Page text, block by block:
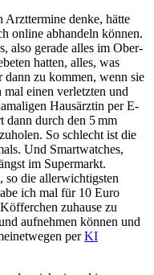
Arzttermine denke, hätte
online abhandeln können.
also gerade alles im Ober­
hatten, alles, was
dann zu kommen, wenn sie
mal einen verletzten und
Hausärztin per E-
dann durch den 5 mm
So schlecht ist die
Und Smartwatches,
im Supermarkt.
so die allerwichtigsten
ich mal für 10 Euro
zuhause zu
aufnehmen können und
perKI